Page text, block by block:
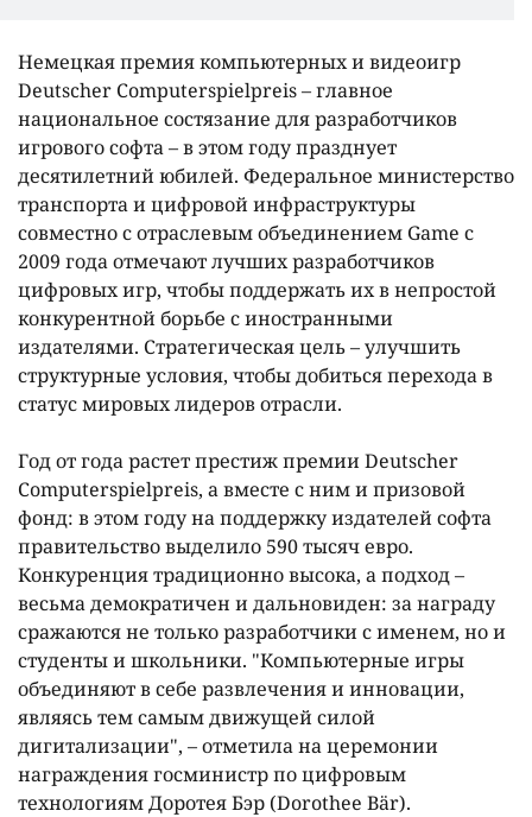
Немецкая премия компьютерных и видеоигр
Deutscher Computerspielpreis – главное
национальное состязание для разработчиков
игрового софта – в этом году празднует
десятилетний юбилей. Федеральное министерство
транспорта и цифровой инфраструктуры
совместно с отраслевым объединением Game с
2009 года отмечают лучших разработчиков
цифровых игр, чтобы поддержать их в непростой
конкурентной борьбе с иностранными
издателями. Стратегическая цель – улучшить
структурные условия, чтобы добиться перехода в
статус мировых лидеров отрасли.
Год от года растет престиж премии Deutscher
Computerspielpreis, а вместе с ним и призовой
фонд: в этом году на поддержку издателей софта
правительство выделило 590 тысяч евро.
Конкуренция традиционно высока, а подход –
весьма демократичен и дальновиден: за награду
сражаются не только разработчики с именем, но и
студенты и школьники. "Компьютерные игры
объединяют в себе развлечения и инновации,
являясь тем самым движущей силой
дигитализации", – отметила на церемонии
награждения госминистр по цифровым
технологиям Доротея Бэр (Dorothee Bär).